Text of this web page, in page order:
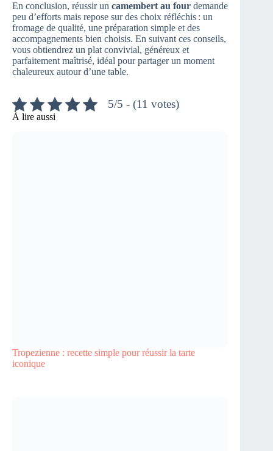
En conclusion, réussir un camembert au four demande
peu d’efforts mais repose sur des choix réfléchis : un
fromage de qualité, une préparation simple et des
accompagnements bien choisis. En suivant ces conseils,
vous obtiendrez un plat convivial, généreux et
parfaitement maîtrisé, idéal pour partager un moment
chaleureux autour d’une table.
5/5 - (11 votes)
À lire aussi
Tropezienne : recette simple pour réussir la tarte
iconique